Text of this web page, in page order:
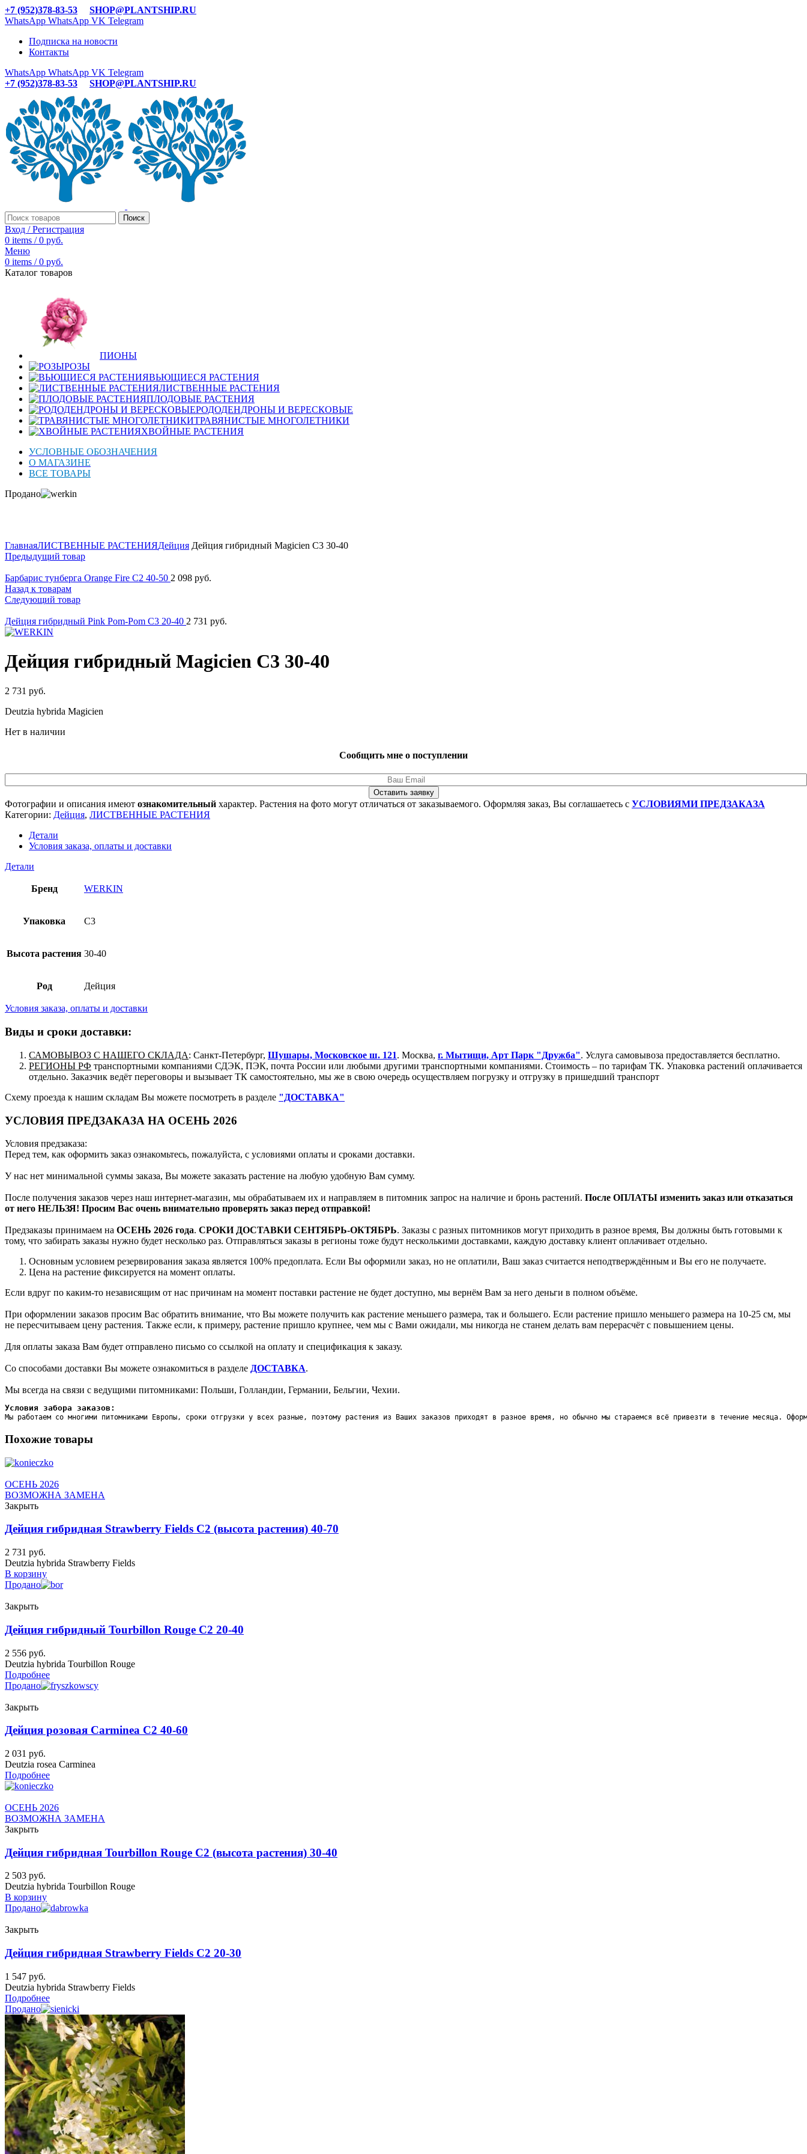
+7 (952)378-83-53
SHOP@PLANTSHIP.RU
WhatsApp WhatsApp VK Telegram
Подписка на новости
Контакты
WhatsApp WhatsApp VK Telegram
+7 (952)378-83-53
SHOP@PLANTSHIP.RU
Поиск
Вход / Регистрация
0 items / 0 руб.
Меню
0 items / 0 руб.
Каталог товаров
ПИОНЫ
РОЗЫ
ВЬЮЩИЕСЯ РАСТЕНИЯ
ЛИСТВЕННЫЕ РАСТЕНИЯ
ПЛОДОВЫЕ РАСТЕНИЯ
РОДОДЕНДРОНЫ И ВЕРЕСКОВЫЕ
ТРАВЯНИСТЫЕ МНОГОЛЕТНИКИ
ХВОЙНЫЕ РАСТЕНИЯ
УСЛОВНЫЕ ОБОЗНАЧЕНИЯ
О МАГАЗИНЕ
ВСЕ ТОВАРЫ
Продано
ГлавнаяЛИСТВЕННЫЕ РАСТЕНИЯДейция Дейция гибридный Magicien C3 30-40
Предыдущий товар
Барбарис тунберга Orange Fire C2 40-50 2 098 руб.
Назад к товарам
Следующий товар
Дейция гибридный Pink Pom-Pom C3 20-40 2 731 руб.
Дейция гибридный Magicien C3 30-40
2 731 руб.
Deutzia hybrida Magicien
Нет в наличии
Сообщить мне о поступлении
Оставить заявку
Фотографии и описания имеют ознакомительный характер. Растения на фото могут отличаться от заказываемого. Оформляя заказ, Вы соглашаетесь с УСЛОВИЯМИ ПРЕДЗАКАЗА
Категории: Дейция, ЛИСТВЕННЫЕ РАСТЕНИЯ
Детали
Условия заказа, оплаты и доставки
Детали
Бренд WERKIN
Упаковка C3
Высота растения 30-40
Род Дейция
Условия заказа, оплаты и доставки
Виды и сроки доставки:
САМОВЫВОЗ С НАШЕГО СКЛАДА: Санкт-Петербург, Шушары, Московское ш. 121. Москва, г. Мытищи, Арт Парк "Дружба". Услуга самовывоза предоставляется бесплатно.
РЕГИОНЫ РФ транспортными компаниями СДЭК, ПЭК, почта России или любыми другими транспортными компаниями. Стоимость – по тарифам ТК. Упаковка растений оплачивается
отдельно. Заказчик ведёт переговоры и вызывает ТК самостоятельно, мы же в свою очередь осуществляем погрузку и отгрузку в пришедший транспорт
Схему проезда к нашим складам Вы можете посмотреть в разделе "ДОСТАВКА"
УСЛОВИЯ ПРЕДЗАКАЗА НА ОСЕНЬ 2026
Условия предзаказа:
Перед тем, как оформить заказ ознакомьтесь, пожалуйста, с условиями оплаты и сроками доставки.
У нас нет минимальной суммы заказа, Вы можете заказать растение на любую удобную Вам сумму.
После получения заказов через наш интернет-магазин, мы обрабатываем их и направляем в питомник запрос на наличие и бронь растений. После ОПЛАТЫ изменить заказ или отказаться
от него НЕЛЬЗЯ! Просим Вас очень внимательно проверять заказ перед отправкой!
Предзаказы принимаем на ОСЕНЬ 2026 года. СРОКИ ДОСТАВКИ СЕНТЯБРЬ-ОКТЯБРЬ. Заказы с разных питомников могут приходить в разное время, Вы должны быть готовыми к
тому, что забирать заказы нужно будет несколько раз. Отправляться заказы в регионы тоже будут несколькими доставками, каждую доставку клиент оплачивает отдельно.
Основным условием резервирования заказа является 100% предоплата. Если Вы оформили заказ, но не оплатили, Ваш заказ считается неподтверждённым и Вы его не получаете.
Цена на растение фиксируется на момент оплаты.
Если вдруг по каким-то независящим от нас причинам на момент поставки растение не будет доступно, мы вернём Вам за него деньги в полном объёме.
При оформлении заказов просим Вас обратить внимание, что Вы можете получить как растение меньшего размера, так и большего. Если растение пришло меньшего размера на 10-25 см, мы
не пересчитываем цену растения. Также если, к примеру, растение пришло крупнее, чем мы с Вами ожидали, мы никогда не станем делать вам перерасчёт с повышением цены.
Для оплаты заказа Вам будет отправлено письмо со ссылкой на оплату и спецификация к заказу.
Со способами доставки Вы можете ознакомиться в разделе ДОСТАВКА.
Мы всегда на связи с ведущими питомниками: Польши, Голландии, Германии, Бельгии, Чехии.
Условия забора заказов:
Мы работаем со многими питомниками Европы, сроки отгрузки у всех разные, поэтому растения из Ваших заказов приходят в разное время, но обычно мы стараемся всё привезти в течение месяца.
Похожие товары
ОСЕНЬ 2026
ВОЗМОЖНА ЗАМЕНА
Закрыть
Дейция гибридная Strawberry Fields C2 (высота растения) 40-70
2 731 руб.
Deutzia hybrida Strawberry Fields
В корзину
Продано
Закрыть
Дейция гибридный Tourbillon Rouge C2 20-40
2 556 руб.
Deutzia hybrida Tourbillon Rouge
Подробнее
Продано
Закрыть
Дейция розовая Carminea C2 40-60
2 031 руб.
Deutzia rosea Carminea
Подробнее
ОСЕНЬ 2026
ВОЗМОЖНА ЗАМЕНА
Закрыть
Дейция гибридная Tourbillon Rouge C2 (высота растения) 30-40
2 503 руб.
Deutzia hybrida Tourbillon Rouge
В корзину
Продано
Закрыть
Дейция гибридная Strawberry Fields C2 20-30
1 547 руб.
Deutzia hybrida Strawberry Fields
Подробнее
Продано